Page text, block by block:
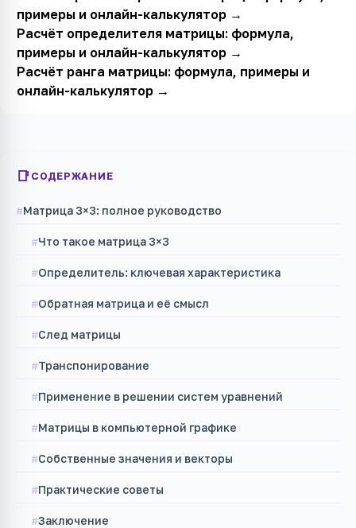
примеры и онлайн-калькулятор→
Расчёт определителя матрицы: формула,
примеры и онлайн-калькулятор→
Расчёт ранга матрицы: формула, примеры и
онлайн-калькулятор→
СОДЕРЖАНИЕ
Матрица 3×3: полное руководство
Что такое матрица 3×3
Определитель: ключевая характеристика
Обратная матрица и её смысл
След матрицы
Транспонирование
Применение в решении систем уравнений
Матрицы в компьютерной графике
Собственные значения и векторы
Практические советы
Заключение